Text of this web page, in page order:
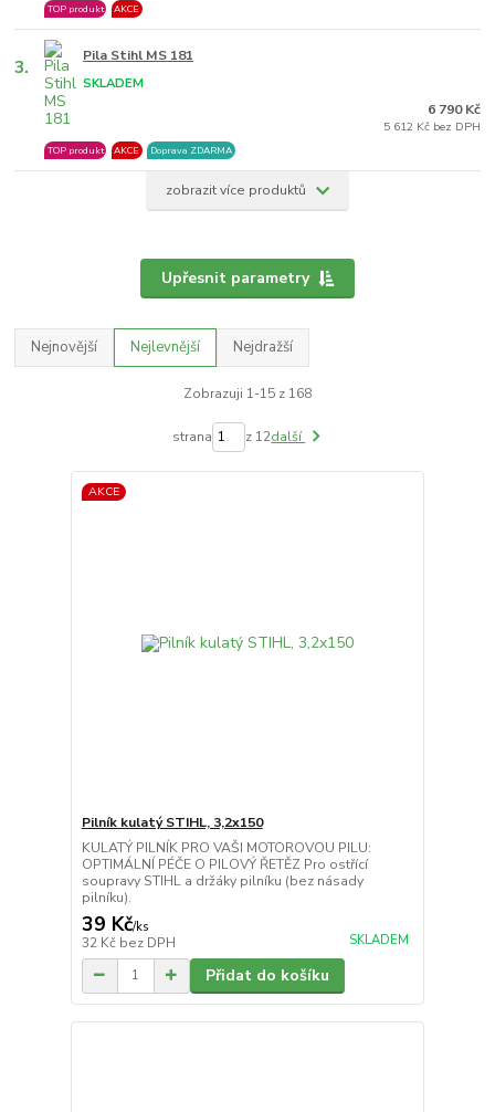
TOP produkt AKCE
3. Pila Stihl MS 181
SKLADEM
TOP produkt AKCE Doprava ZDARMA
6 790 Kč
5 612 Kč bez DPH
zobrazit více produktů
Upřesnit parametry
Nejnovější Nejlevnější Nejdražší
Zobrazuji 1-15 z 168
strana z 12další
AKCE
Pilník kulatý STIHL, 3,2x150
KULATÝ PILNÍK PRO VAŠI MOTOROVOU PILU:
OPTIMÁLNÍ PÉČE O PILOVÝ ŘETĚZ Pro ostřící
soupravy STIHL a držáky pilníku (bez násady
pilníku).
39 Kč/ks
32 Kč bez DPH SKLADEM
Přidat do košíku